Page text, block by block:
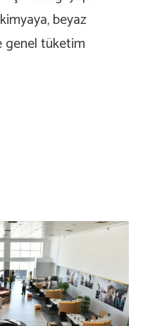
beyaz
genel tüketim